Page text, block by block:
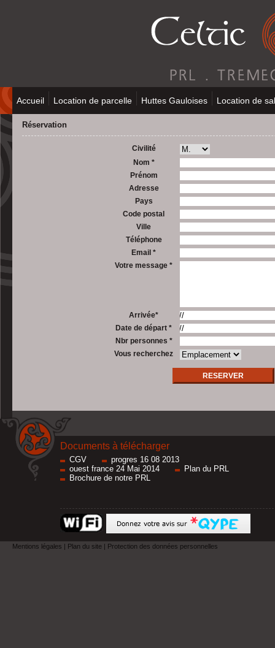
Accueil Location de parcelle Huttes Gauloises Location de
Réservation
Civilité
Nom *
Prénom
Adresse
Pays
Code postal
Ville
Téléphone
Email *
Votre message *
Arrivée*
Date de départ *
Nbr personnes *
Vous recherchez
RESERVER
Documents à télécharger
CGV
progres 16 08 2013
ouest france 24 Mai 2014
Plan du PRL
Brochure de notre PRL
Mentions légales | Plan du site | Protection des données personnelles